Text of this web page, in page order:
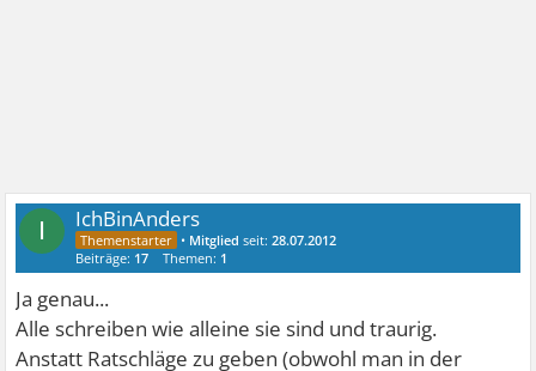
I IchBinAnders
• Mitglied seit:28.07.2012
Beiträge: 17 Themen: 1
Ja genau...
Alle schreiben wie alleine sie sind und traurig.
Anstatt Ratschläge zu geben (obwohl man in der